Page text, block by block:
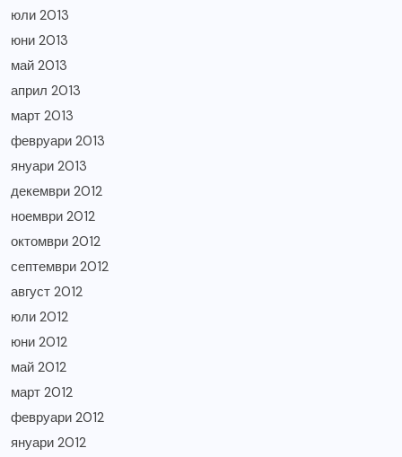
юли 2013
юни 2013
май 2013
април 2013
март 2013
февруари 2013
януари 2013
декември 2012
ноември 2012
октомври 2012
септември 2012
август 2012
юли 2012
юни 2012
май 2012
март 2012
февруари 2012
януари 2012